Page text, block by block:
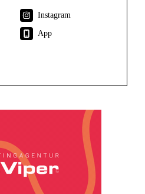
Instagram
App